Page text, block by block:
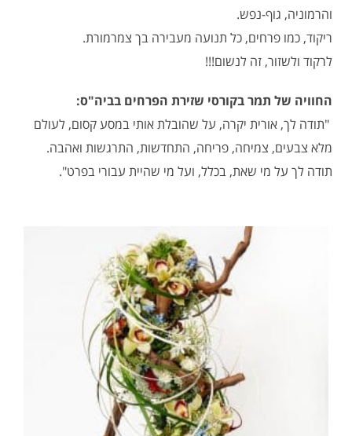
והרמוניה, גוף-נפש.
ריקוד, כמו פרחים, כל תנועה מעבירה בך צמרמורת.
לרקוד ולשזור, זה לנשום!!!
החוויה של תמר בקורסי שזירת הפרחים בביה"ס:
"תודה לך, אורית יקרה, על שהובלת אותי במסע קסום, לעולם
מלא צבעים, צמיחה, פריחה, התחדשות, התרגשות ואהבה.
תודה לך על מי שאת, בכלל, ועל מי שהיית עבורי בפרט".